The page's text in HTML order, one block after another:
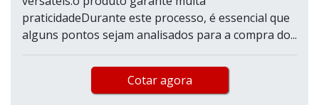
praticidadeDurante este processo, é essencial que
alguns pontos sejam analisados para a compra do...
Cotar agora